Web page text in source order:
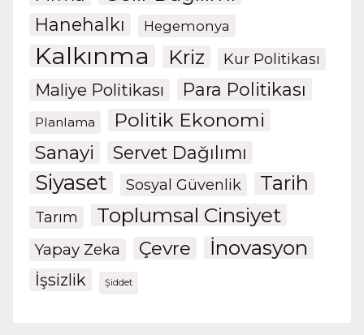
Hanehalkı Hegemonya
Kalkınma Kriz Kur Politikası
Maliye Politikası Para Politikası
Planlama
Politik Ekonomi
Sanayi
Servet Dağılımı
Siyaset Sosyal Güvenlik Tarih
Tarım Toplumsal Cinsiyet
Yapay Zeka Çevre İnovasyon
İşsizlik Şiddet